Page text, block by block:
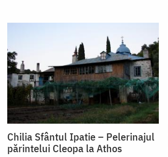
Chilia Sfântul Ipatie – Pelerinajul
părintelui Cleopa la Athos